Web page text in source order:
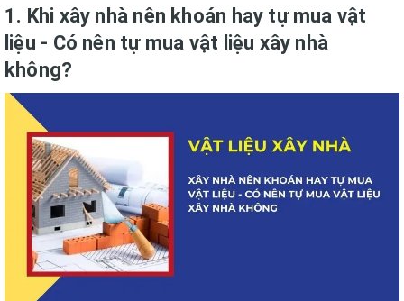
1. Khi xây nhà nên khoán hay tự mua vật
liệu - Có nên tự mua vật liệu xây nhà
không?